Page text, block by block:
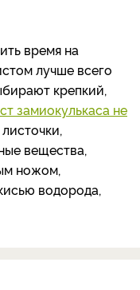
время на
лучше всего
крепкий,
замиокулькаса не
вещества,
ножом,
водорода,